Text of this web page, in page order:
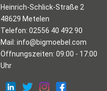
Heinrich-Schlick-Straße 2
48629 Metelen
Telefon: 02556 40 492 90
Mail: info@bigmoebel.com
Öffnungszeiten: 09:00 - 17:00
Uhr